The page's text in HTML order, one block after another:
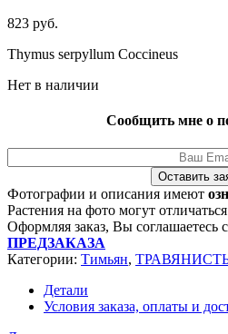
823 руб.
Thymus serpyllum Coccineus
Нет в наличии
Сообщить мне о
Оставить
Фотографии и описания имеют
Растения на фото могут
Оформляя заказ, Вы соглашаетесь с
ПРЕДЗАКАЗА
Категории: Тимьян,
Детали
Условия заказа, оплаты и